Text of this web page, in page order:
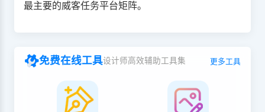
最主要的威客任务平台矩阵。
免费在线工具设计师高效辅助工具集 更多工具